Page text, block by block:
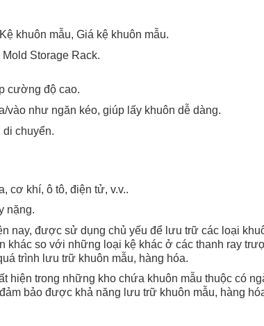
khuôn mẫu, Giá kệ khuôn mẫu.
Storage Rack.
cường độ cao.
vào như ngăn kéo, giúp lấy khuôn dễ dàng.
di chuyển.
cơ khí, ô tô, điện tử, v.v..
nặng.
nay, được sử dụng chủ yếu để lưu trữ các loại
khác so với những loại kệ khác ở các thanh ray
trình lưu trữ khuôn mẫu, hàng hóa.
hiện trong những kho chứa khuôn mẫu thuộc có
bảo được khả năng lưu trữ khuôn mẫu, hàng